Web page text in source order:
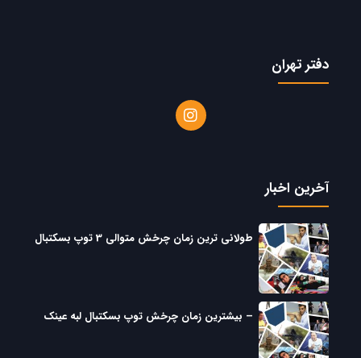
دفتر تهران
آخرین اخبار
طولانی ترین زمان چرخش متوالی 3 توپ بسکتبال
– بیشترین زمان چرخش توپ بسکتبال لبه عینک